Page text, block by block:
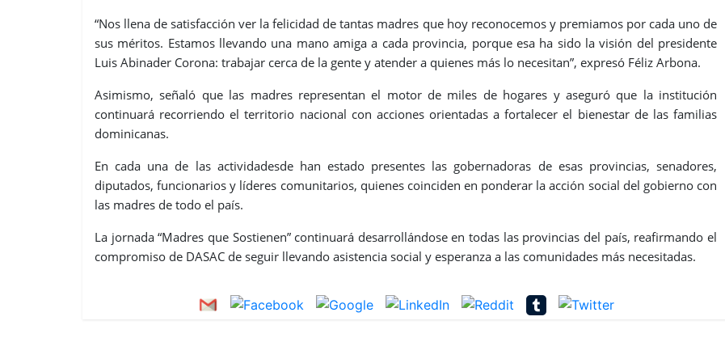
“Nos llena de satisfacción ver la felicidad de tantas madres que hoy reconocemos y premiamos por cada uno de
sus méritos. Estamos llevando una mano amiga a cada provincia, porque esa ha sido la visión del presidente
Luis Abinader Corona: trabajar cerca de la gente y atender a quienes más lo necesitan”, expresó Féliz Arbona.
Asimismo, señaló que las madres representan el motor de miles de hogares y aseguró que la institución
continuará recorriendo el territorio nacional con acciones orientadas a fortalecer el bienestar de las familias
dominicanas.
En cada una de las actividadesde han estado presentes las gobernadoras de esas provincias, senadores,
diputados, funcionarios y líderes comunitarios, quienes coinciden en ponderar la acción social del gobierno con
las madres de todo el país.
La jornada “Madres que Sostienen” continuará desarrollándose en todas las provincias del país, reafirmando el
compromiso de DASAC de seguir llevando asistencia social y esperanza a las comunidades más necesitadas.